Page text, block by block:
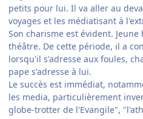
petits pour lui. Il va aller au
voyages et les médiatisant à
Son charisme est évident.
théâtre. De cette période, il a
lorsqu'il s'adresse aux foules,
pape s'adresse à lui.
Le succès est immédiat,
les media, particulièrement
globe-trotter de l'Evangile",